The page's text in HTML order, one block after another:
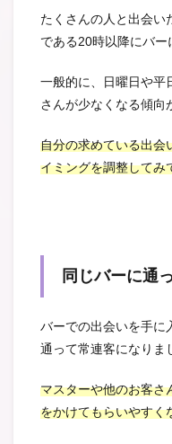
たくさんの人と出会い
である20時以降にバー
一般的に、日曜日や平
さんが少なくなる傾向
自分の求めている出会
イミングを調整してみ
同じバーに通
バーでの出会いを手に
通って常連客になりま
マスターや他のお客さ
をかけてもらいやすく